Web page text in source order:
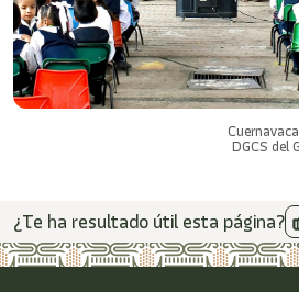
DGCS del
¿Te ha resultado útil esta página?